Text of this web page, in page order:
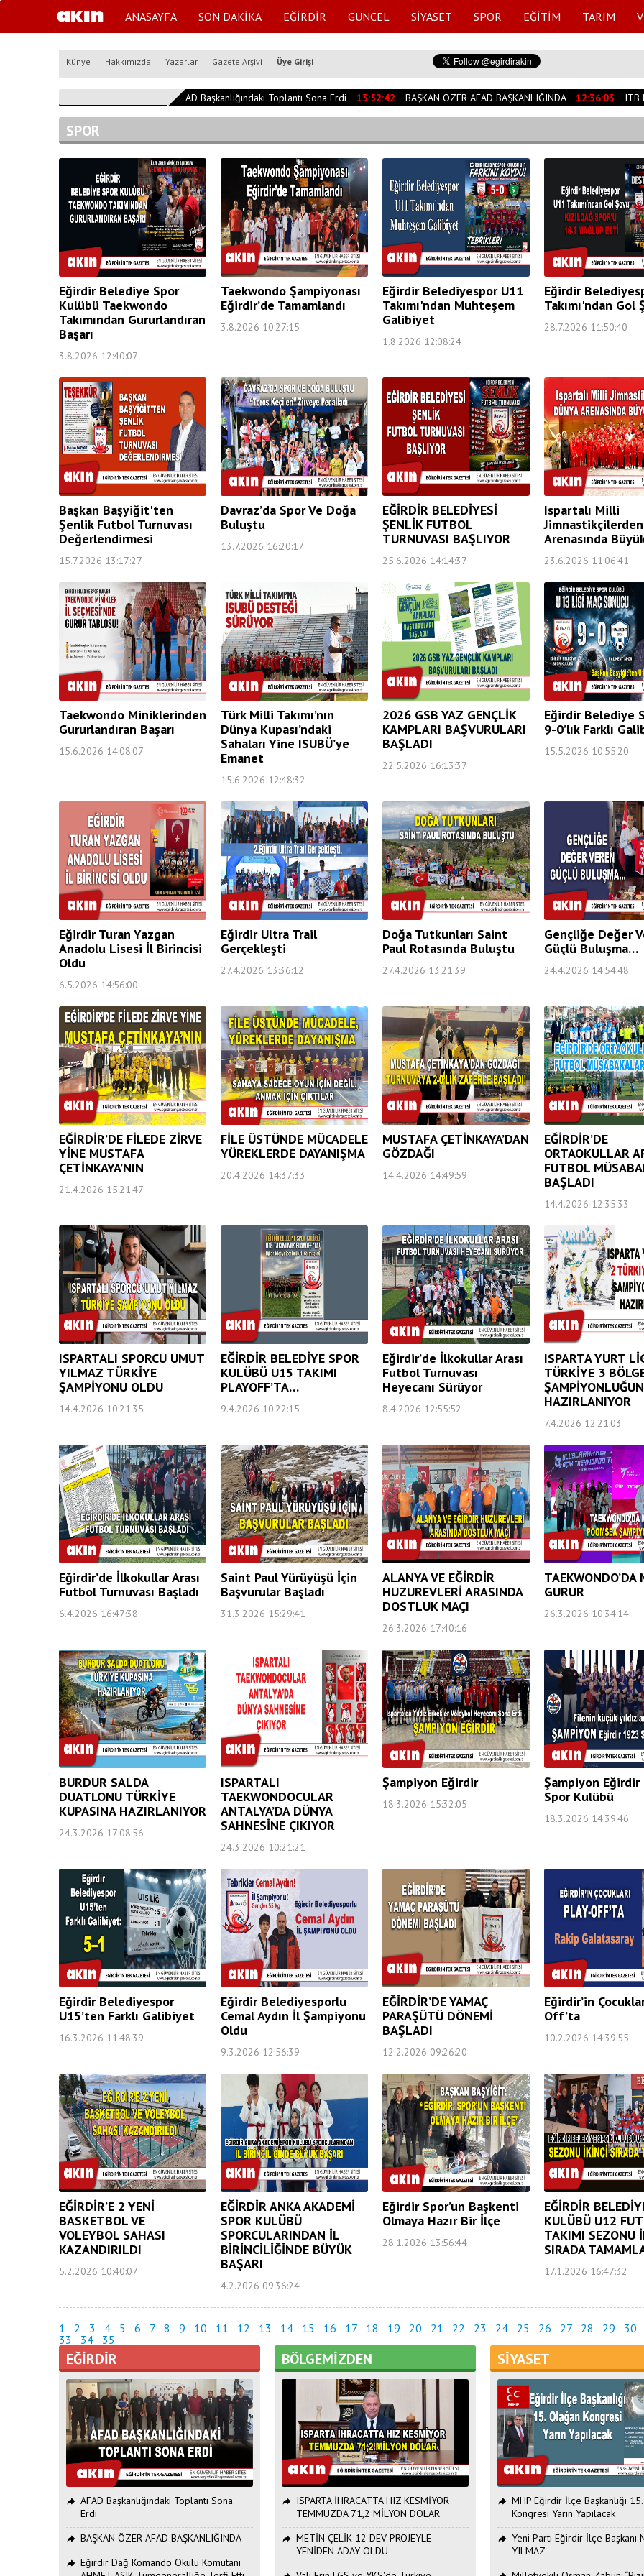
ANASAYFA SON DAKİKA EĞİRDİR GÜNCEL SİYASET SPOR EĞİTİM TARIM
Künye Hakkımızda Yazarlar Gazete Arşivi Üye Girişi
AFAD Başkanlığındaki Toplantı Sona Erdi 13:52:42 BAŞKAN ÖZER AFAD BAŞKANLIĞINDA 12:36:03 ITB
SPOR
Eğirdir Belediye Spor
Kulübü Taekwondo
Takımından Gururlandıran
Başarı
3.8.2026 12:40:07
Taekwondo Şampiyonası
Eğirdir’de Tamamlandı
3.8.2026 10:27:15
Eğirdir Belediyespor U11
Takımı'ndan Muhteşem
Galibiyet
1.8.2026 12:08:24
Eğirdir
Takımı'ndan Gol
28.7.2026 11:50:40
Başkan Başyiğit'ten
Şenlik Futbol Turnuvası
Değerlendirmesi
15.7.2026 13:17:27
Davraz’da Spor Ve Doğa
Buluştu
13.7.2026 16:20:17
EĞİRDİR BELEDİYESİ
ŞENLİK FUTBOL
TURNUVASI BAŞLIYOR
25.6.2026 14:14:37
Ispartalı Milli
Arenasında
23.6.2026 11:06:41
Taekwondo Miniklerinden
Gururlandıran Başarı
15.6.2026 14:08:07
Türk Milli Takımı’nın
Dünya Kupası’ndaki
Sahaları Yine ISUBÜ’ye
Emanet
15.6.2026 12:48:32
2026 GSB YAZ GENÇLİK
KAMPLARI BAŞVURULARI
BAŞLADI
22.5.2026 16:13:37
Eğirdir Belediye
9-0’lık Farklı
15.5.2026 10:55:20
Eğirdir Turan Yazgan
Anadolu Lisesi İl Birincisi
Oldu
6.5.2026 14:56:00
Eğirdir Ultra Trail
Gerçekleşti
27.4.2026 13:36:12
Doğa Tutkunları Saint
Paul Rotasında Buluştu
27.4.2026 13:21:39
Gençliğe Değer
Güçlü Buluşma…
24.4.2026 14:54:48
EĞİRDİR’DE FİLEDE ZİRVE
YİNE MUSTAFA
ÇETİNKAYA’NIN
21.4.2026 15:21:47
FİLE ÜSTÜNDE MÜCADELE
YÜREKLERDE DAYANIŞMA
20.4.2026 14:37:33
MUSTAFA ÇETİNKAYA’DAN
GÖZDAĞI
14.4.2026 14:49:59
EĞİRDİR’DE
ORTAOKULLAR
FUTBOL
BAŞLADI
14.4.2026 12:35:33
ISPARTALI SPORCU UMUT
YILMAZ TÜRKİYE
ŞAMPİYONU OLDU
14.4.2026 10:21:35
EĞİRDİR BELEDİYE SPOR
KULÜBÜ U15 TAKIMI
PLAYOFF’TA…
9.4.2026 10:22:15
Eğirdir’de İlkokullar Arası
Futbol Turnuvası
Heyecanı Sürüyor
8.4.2026 12:55:52
ISPARTA YURT
TÜRKİYE 3
HAZIRLANIYOR
7.4.2026 12:21:03
Eğirdir’de İlkokullar Arası
Futbol Turnuvası Başladı
6.4.2026 16:47:38
Saint Paul Yürüyüşü İçin
Başvurular Başladı
31.3.2026 15:29:41
ALANYA VE EĞİRDİR
HUZUREVLERİ ARASINDA
DOSTLUK MAÇI
26.3.2026 17:40:16
TAEKWONDO’DA
GURUR
26.3.2026 10:34:14
BURDUR SALDA
DUATLONU TÜRKİYE
KUPASINA HAZIRLANIYOR
24.3.2026 17:08:56
ISPARTALI
TAEKWONDOCULAR
ANTALYA’DA DÜNYA
SAHNESİNE ÇIKIYOR
24.3.2026 10:21:21
Şampiyon Eğirdir
18.3.2026 15:32:05
Şampiyon Eğirdir
Spor Kulübü
18.3.2026 14:39:46
Eğirdir Belediyespor
U15’ten Farklı Galibiyet
16.3.2026 11:48:39
Eğirdir Belediyesporlu
Cemal Aydın İl Şampiyonu
Oldu
9.3.2026 12:56:39
EĞİRDİR’DE YAMAÇ
PARAŞÜTÜ DÖNEMİ
BAŞLADI
12.2.2026 09:26:20
Eğirdir’in
Off’ta
10.2.2026 14:39:55
EĞİRDİR’E 2 YENİ
BASKETBOL VE
VOLEYBOL SAHASI
KAZANDIRILDI
5.2.2026 10:40:07
EĞİRDİR ANKA AKADEMİ
SPOR KULÜBÜ
SPORCULARINDAN İL
BİRİNCİLİĞİNDE BÜYÜK
BAŞARI
4.2.2026 09:36:24
Eğirdir Spor’un Başkenti
Olmaya Hazır Bir İlçe
28.1.2026 13:56:44
EĞİRDİR
KULÜBÜ U12
TAKIMI SEZONU
SIRADA
17.1.2026 16:47:32
1 2 3 4 5 6 7 8 9 10 11 12 13 14 15 16 17 18 19 20 21 22 23 24 25 26 27 28 29 30
33
34 35
EĞİRDİR
AFAD Başkanlığındaki Toplantı Sona
Erdi
BAŞKAN ÖZER AFAD BAŞKANLIĞINDA
Eğirdir Dağ Komando Okulu Komutanı
BÖLGEMİZDEN
ISPARTA İHRACATTA HIZ KESMİYOR
TEMMUZDA 71,2 MİLYON DOLAR
METİN ÇELİK 12 DEV PROJEYLE
YENİDEN ADAY OLDU
SİYASET
MHP Eğirdir İlçe Başkanlığı
Kongresi Yarın Yapılacak
Yeni Parti Eğirdir İlçe Başkanı
YILMAZ